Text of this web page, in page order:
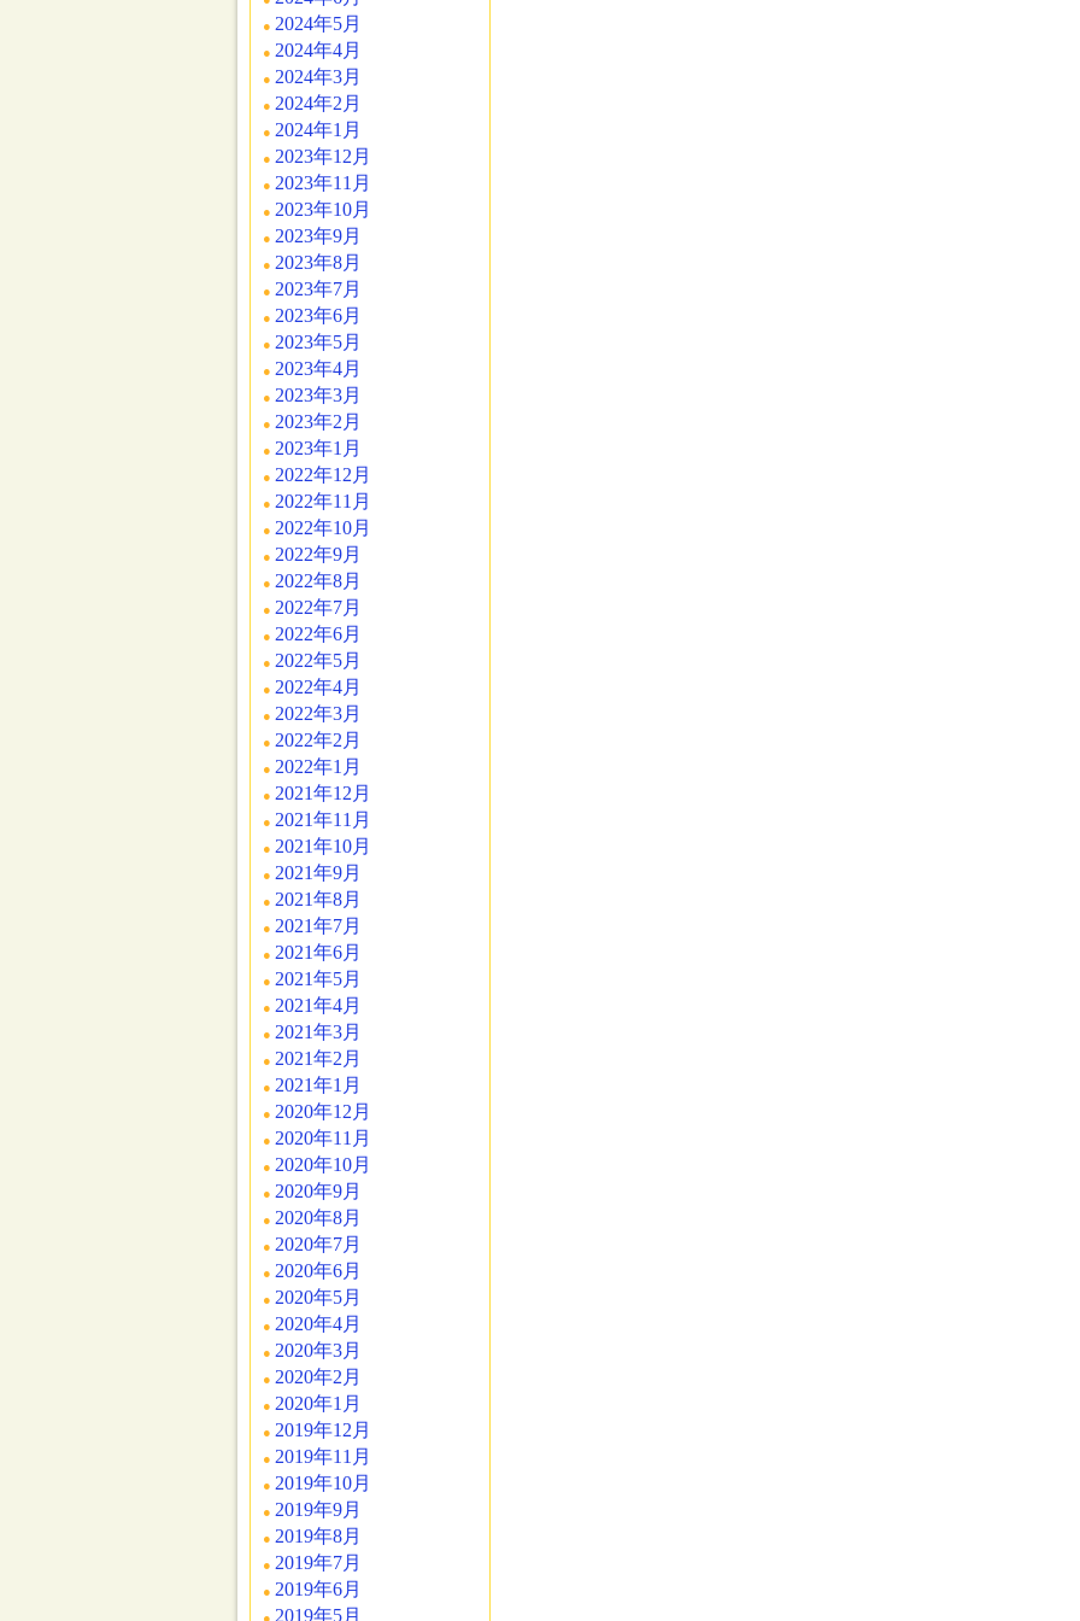
2024年5月
2024年4月
2024年3月
2024年2月
2024年1月
2023年12月
2023年11月
2023年10月
2023年9月
2023年8月
2023年7月
2023年6月
2023年5月
2023年4月
2023年3月
2023年2月
2023年1月
2022年12月
2022年11月
2022年10月
2022年9月
2022年8月
2022年7月
2022年6月
2022年5月
2022年4月
2022年3月
2022年2月
2022年1月
2021年12月
2021年11月
2021年10月
2021年9月
2021年8月
2021年7月
2021年6月
2021年5月
2021年4月
2021年3月
2021年2月
2021年1月
2020年12月
2020年11月
2020年10月
2020年9月
2020年8月
2020年7月
2020年6月
2020年5月
2020年4月
2020年3月
2020年2月
2020年1月
2019年12月
2019年11月
2019年10月
2019年9月
2019年8月
2019年7月
2019年6月
2019年5月